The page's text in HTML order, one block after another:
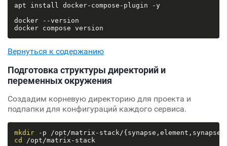
apt install docker-compose-plugin -y
docker --version
Вернуться к содержанию
Подготовка структуры директорий и
переменных окружения
Создадим корневую директорию для проекта и
подпапки для конфигураций каждого сервиса.
mkdir
cd